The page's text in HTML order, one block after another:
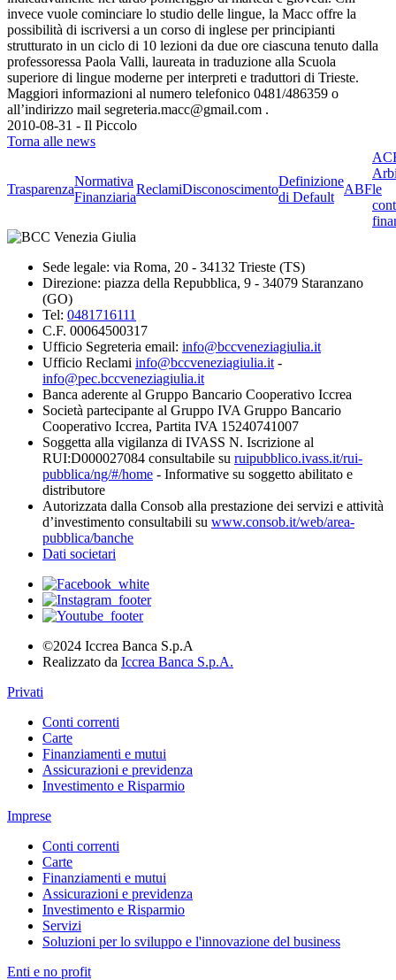
invece vuole cominciare lo studio delle lingue, la Macc offre la
possibilità di iscriversi a un corso di inglese per principianti
strutturato in un ciclo di 10 lezioni da due ore ciascuna tenuto dalla
professoressa Paola Valli, laureata in traduzione alla Scuola
superiore di lingue moderne per interpreti e traduttori di Trieste.
Maggiori informazioni al numero telefonico 0481/486359 o
all’indirizzo mail segreteria.macc@gmail.com .
2010-08-31 - Il Piccolo
Torna alle news
Trasparenza
Normativa
Finanziaria
ReclamiDisconoscimento
Definizione
di Default
ABFle
Sede legale: via Roma, 20 - 34132 Trieste (TS)
Direzione: piazza della Repubblica, 9 - 34079 Staranzano
(GO)
Tel: 0481716111
C.F. 00064500317
Ufficio Segreteria email: info@bccveneziagiulia.it
Ufficio Reclami info@bccveneziagiulia.it -
info@pec.bccveneziagiulia.it
Banca aderente al Gruppo Bancario Cooperativo Iccrea
Società partecipante al Gruppo IVA Gruppo Bancario
Cooperativo Iccrea, Partita IVA 15240741007
Soggetta alla vigilanza di IVASS N. Iscrizione al
RUI:D000027084 consultabile su ruipubblico.ivass.it/rui-
pubblica/ng/#/home - Informative su soggetto abilitato e
distributore
Autorizzata dalla Consob alla prestazione dei servizi e attività
d’investimento consultabili su www.consob.it/web/area-
pubblica/banche
Dati societari
©2024 Iccrea Banca S.p.A
Realizzato da Iccrea Banca S.p.A.
Privati
Conti correnti
Carte
Finanziamenti e mutui
Assicurazioni e previdenza
Investimento e Risparmio
Imprese
Conti correnti
Carte
Finanziamenti e mutui
Assicurazioni e previdenza
Investimento e Risparmio
Servizi
Soluzioni per lo sviluppo e l'innovazione del business
Enti e no profit